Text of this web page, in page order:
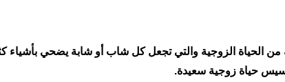
من الحياة الزوجية والتي تجعل كل شاب أو شابة يضحي بأشياء
حياة زوجية سعيدة.